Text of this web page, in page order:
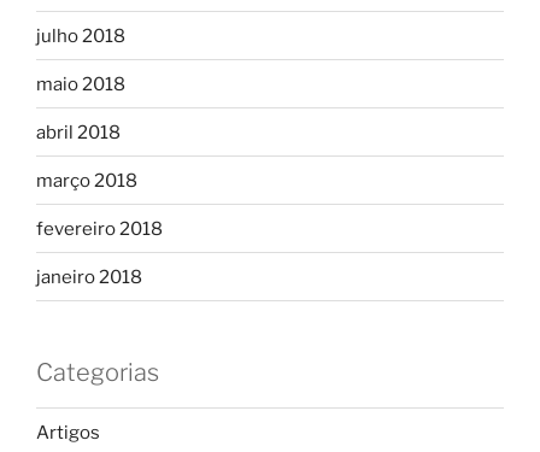
julho 2018
maio 2018
abril 2018
março 2018
fevereiro 2018
janeiro 2018
Categorias
Artigos